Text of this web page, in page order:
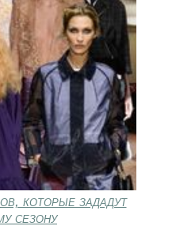
которые зададут
сезону